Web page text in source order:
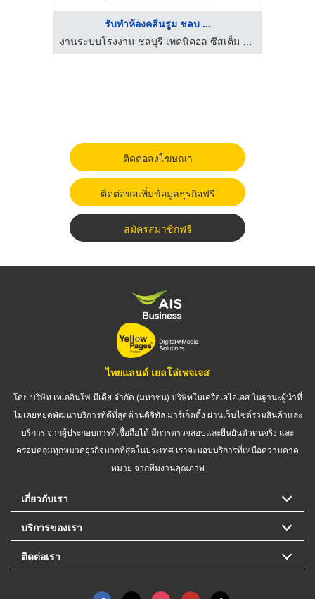
รับทำห้องคลีนรูม ชลบ ...
งานระบบโรงงาน ชลบุรี เทคนิคอล ซีสเต็ม เอ็นจิเนียริ่ง
ติดต่อลงโฆษณา
ติดต่อขอเพิ่มข้อมูลธุรกิจฟรี
สมัครสมาชิกฟรี
ไทยแลนด์ เยลโล่เพจเจส
โดย บริษัท เทเลอินโฟ มีเดีย จำกัด (มหาชน) บริษัทในเครือเอไอเอส ในฐานะผู้นำที่
ไม่เคยหยุดพัฒนาบริการที่ดีที่สุดด้านดิจิทัล มาร์เก็ตติ้ง ผ่านเว็บไซต์รวมสินค้าและ
บริการ จากผู้ประกอบการที่เชื่อถือได้ มีการตรวจสอบและยืนยันตัวตนจริง และ
ครอบคลุมทุกหมวดธุรกิจมากที่สุดในประเทศ เราจะมอบบริการที่เหนือความคาด
หมาย จากทีมงานคุณภาพ
เกี่ยวกับเรา
บริการของเรา
ติดต่อเรา